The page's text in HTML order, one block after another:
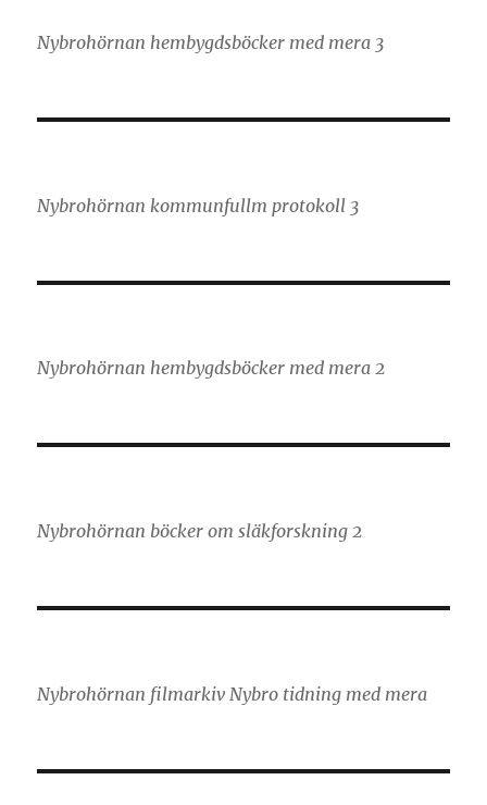
Nybrohörnan hembygdsböcker med mera 3
Nybrohörnan kommunfullm protokoll 3
Nybrohörnan hembygdsböcker med mera 2
Nybrohörnan böcker om släkforskning 2
Nybrohörnan filmarkiv Nybro tidning med mera